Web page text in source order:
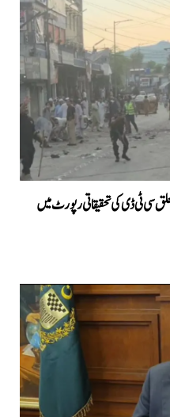
ٹی ڈی کی تحقیقاتی رپورٹ میں